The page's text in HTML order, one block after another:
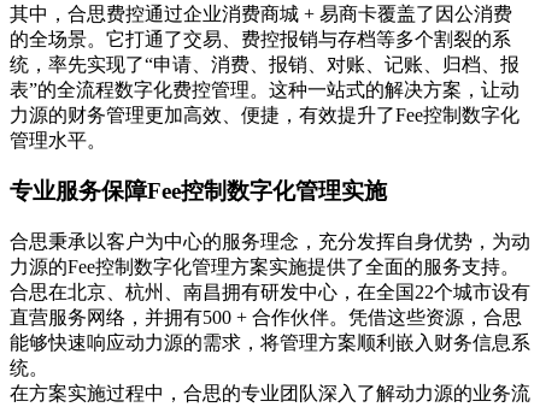
其中，合思费控通过企业消费商城 + 易商卡覆盖了因公消费
的全场景。它打通了交易、费控报销与存档等多个割裂的系
统，率先实现了“申请、消费、报销、对账、记账、归档、报
表”的全流程数字化费控管理。这种一站式的解决方案，让动
力源的财务管理更加高效、便捷，有效提升了Fee控制数字化
管理水平。
专业服务保障Fee控制数字化管理实施
合思秉承以客户为中心的服务理念，充分发挥自身优势，为动
力源的Fee控制数字化管理方案实施提供了全面的服务支持。
合思在北京、杭州、南昌拥有研发中心，在全国22个城市设有
直营服务网络，并拥有500 + 合作伙伴。凭借这些资源，合思
能够快速响应动力源的需求，将管理方案顺利嵌入财务信息系
统。
在方案实施过程中，合思的专业团队深入了解动力源的业务流